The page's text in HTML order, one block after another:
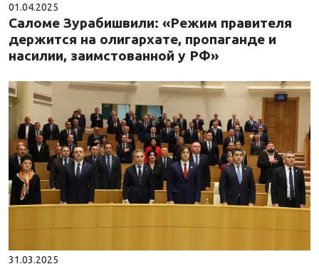
01.04.2025
Саломе Зурабишвили: «Режим правителя
держится на олигархате, пропаганде и
насилии, заимстованной у РФ»
31.03.2025